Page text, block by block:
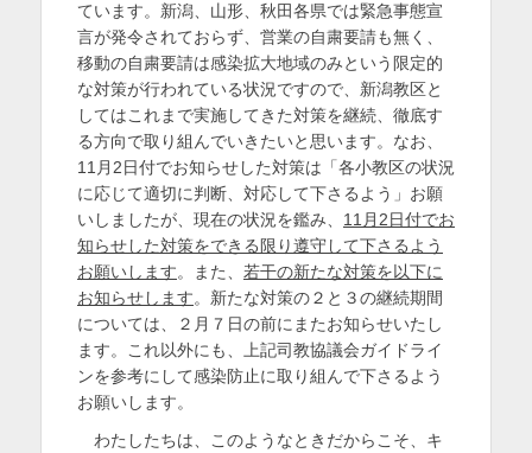
ています。新潟、山形、秋田各県では緊急事態宣
言が発令されておらず、営業の自粛要請も無く、
移動の自粛要請は感染拡大地域のみという限定的
な対策が行われている状況ですので、新潟教区と
してはこれまで実施してきた対策を継続、徹底す
る方向で取り組んでいきたいと思います。なお、
11月2日付でお知らせした対策は「各小教区の状況
に応じて適切に判断、対応して下さるよう」お願
いしましたが、現在の状況を鑑み、 11月2日付でお
知らせした対策をできる限り遵守して下さるよう
お願いします。また、 若干の新たな対策を以下に
お知らせします。新たな対策の２と３の継続期間
については、２月７日の前にまたお知らせいたし
ます。これ以外にも、上記司教協議会ガイドライ
ンを参考にして感染防止に取り組んで下さるよう
お願いします。
わたしたちは、このようなときだからこそ、キ